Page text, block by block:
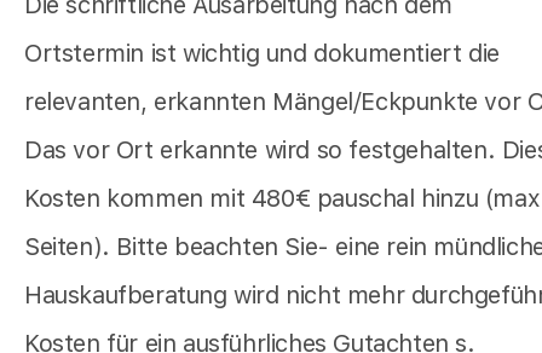
Ortstermin ist wichtig und dokumentiert die
relevanten, erkannten Mängel/Eckpunkte vor
Das vor Ort erkannte wird so festgehalten.
Kosten kommen mit 480€ pauschal hinzu
Seiten). Bitte beachten Sie- eine rein
Hauskaufberatung wird nicht mehr
Kosten für ein ausführliches Gutachten s.